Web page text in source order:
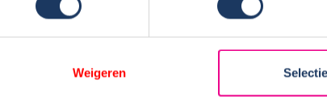
Weigeren
prima! Heel netjes en schoon, erg aardige
Campers gekozen, vanwege de beschikbaarheid
waren. Dat klopt helemaal, Noorderzon Campers